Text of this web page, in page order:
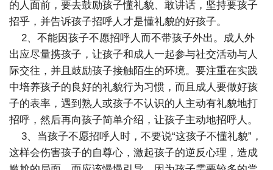
的人面前，要去鼓励孩子懂礼貌、敢讲话，坚持要孩子
招乎，并告诉孩子招呼人才是懂礼貌的好孩子。
2、不能因孩子不愿招呼人而不带孩子外出。成人外
出应尽量携孩子，让孩子和成人一起参与社交活动与人
际交往，并且鼓励孩子接触陌生的环境。要注重在实践
中培养孩子的良好的礼貌行为习惯，而且成人要做好孩
子的表率，遇到熟人或孩子不认识的人主动有礼貌地打
招呼，然后再向孩子简单介绍，让孩子主动地招呼人。
3、当孩子不愿招呼人时，不要说“这孩子不懂礼貌”，
这样会伤害孩子的自尊心，激起孩子的逆反心理，造成